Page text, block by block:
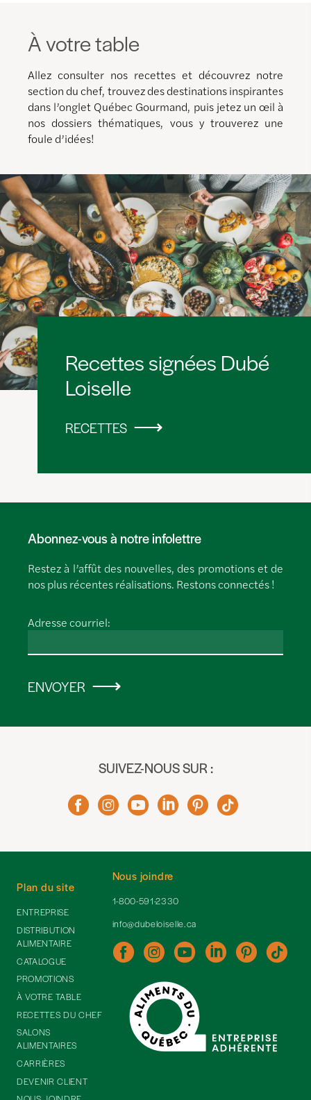
À votre table
Allez consulter nos recettes et découvrez notre
section du chef, trouvez des destinations inspirantes
dans l’onglet Québec Gourmand, puis jetez un œil à
nos dossiers thématiques, vous y trouverez une
foule d’idées!
Recettes signées Dubé
Loiselle
RECETTES
Abonnez-vous à notre infolettre
Restez à l’affût des nouvelles, des promotions et de
nos plus récentes réalisations. Restons connectés !
Adresse courriel:
ENVOYER
SUIVEZ-NOUS SUR :
Nous joindre
1-800-591-2330
info@dubeloiselle.ca
Plan du site
ENTREPRISE
DISTRIBUTION
ALIMENTAIRE
CATALOGUE
PROMOTIONS
À VOTRE TABLE
RECETTES DU CHEF
SALONS
ALIMENTAIRES
CARRIÈRES
DEVENIR CLIENT